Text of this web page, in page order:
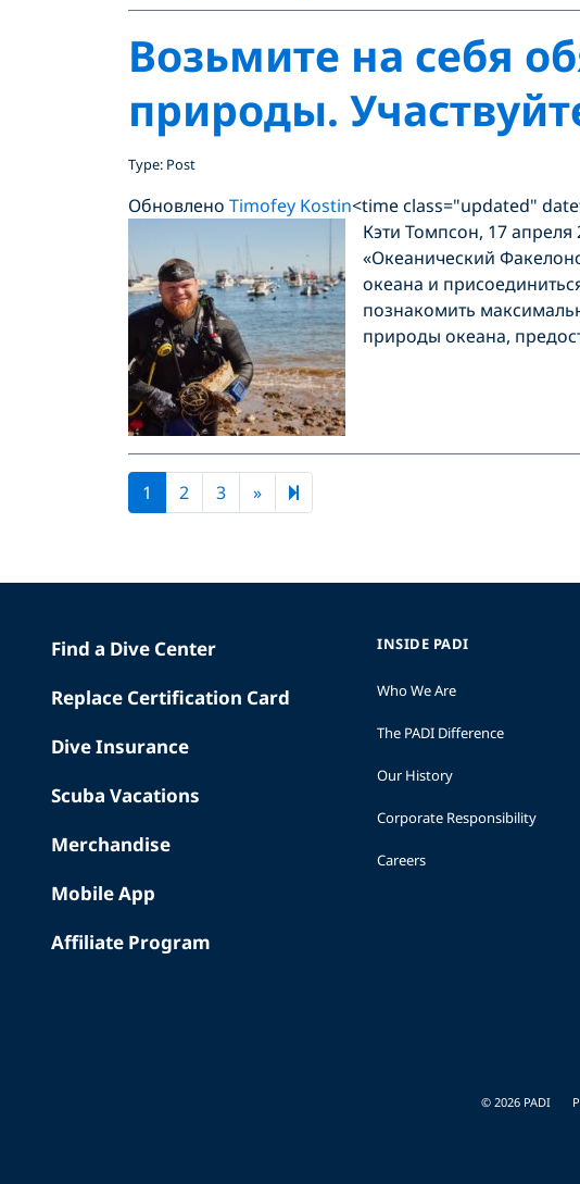
Возьмите на себя
природы.
Type: Post
Обновлено Timofey Kostin<time class="updated"
Кэти Томпсон, 17
«Океанический
океана и
познакомить
природы океана,
1 2 3 »Next page
9
Find a Dive Center
Replace Certification Card
Dive Insurance
Scuba Vacations
Merchandise
Mobile App
Affiliate Program
INSIDE PADI
Who We Are
The PADI Difference
Our History
Corporate Responsibility
Careers
© 2026 PADI